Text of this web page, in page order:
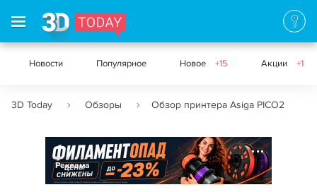
Новости Популярное Новое +15 Акции +1
3D Today Обзоры Обзор принтера Asiga PICO2
Реклама